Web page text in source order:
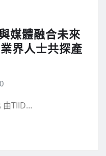
媒體融合未來
界人士共探產
0
由TIID…